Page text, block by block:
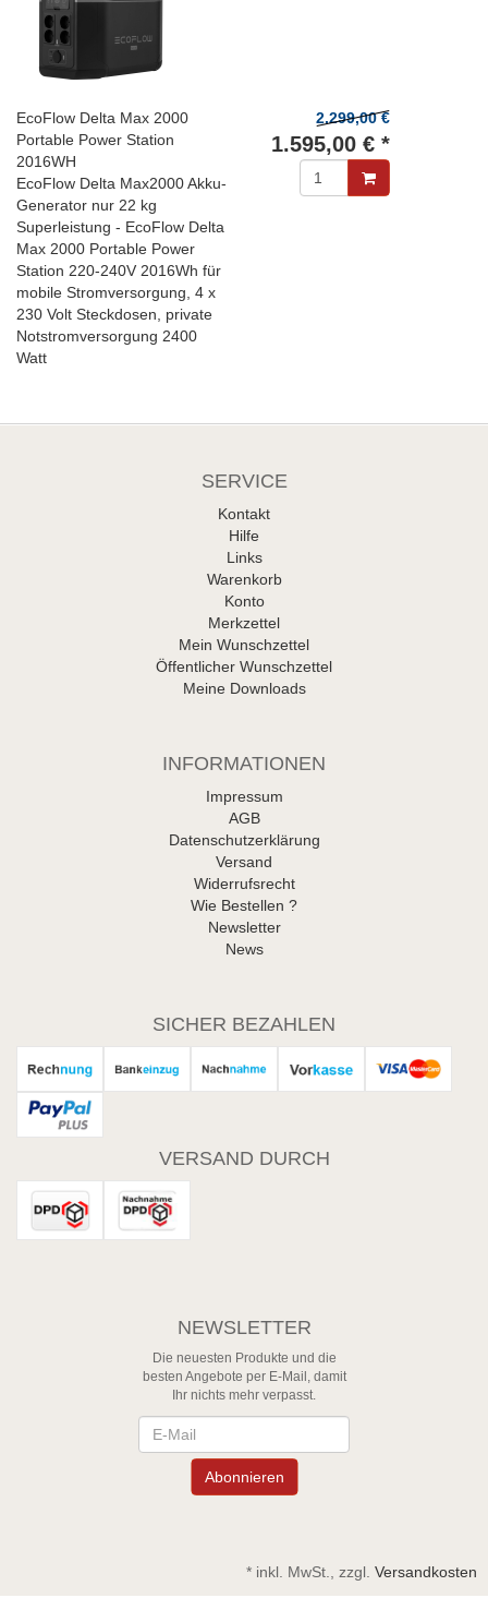
EcoFlow Delta Max 2000
Portable Power Station
2016WH
EcoFlow Delta Max2000 Akku-
Generator nur 22 kg
Superleistung - EcoFlow Delta
Max 2000 Portable Power
Station 220-240V 2016Wh für
mobile Stromversorgung, 4 x
230 Volt Steckdosen, private
Notstromversorgung 2400
Watt
2.299,00 €
1.595,00 € *
SERVICE
Kontakt
Hilfe
Links
Warenkorb
Konto
Merkzettel
Mein Wunschzettel
Öffentlicher Wunschzettel
Meine Downloads
INFORMATIONEN
Impressum
AGB
Datenschutzerklärung
Versand
Widerrufsrecht
Wie Bestellen ?
Newsletter
News
SICHER BEZAHLEN
VERSAND DURCH
NEWSLETTER
Die neuesten Produkte und die
besten Angebote per E-Mail, damit
Ihr nichts mehr verpasst.
Abonnieren
* inkl. MwSt., zzgl. Versandkosten